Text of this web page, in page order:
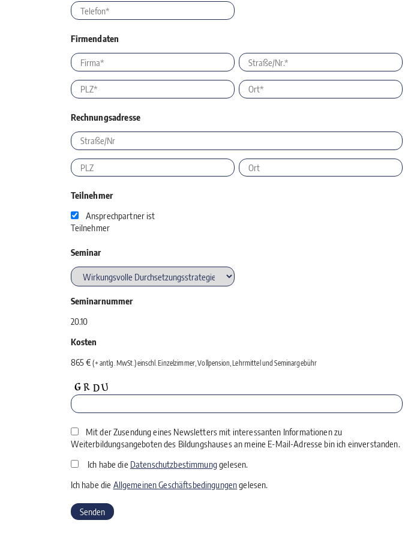
Firmendaten
Rechnungsadresse
Teilnehmer
Ansprechpartner ist
Teilnehmer
Seminar
Seminarnummer
20.10
Kosten
865 € (+ antlg. MwSt.) einschl. Einzelzimmer, Vollpension, Lehrmittel und Seminargebühr
Mit der Zusendung eines Newsletters mit interessanten Informationen zu
Weiterbildungsangeboten des Bildungshauses an meine E-Mail-Adresse bin ich einverstanden.
Ich habe die Datenschutzbestimmunggelesen.
Ich habe die Allgemeinen Geschäftsbedingungengelesen.